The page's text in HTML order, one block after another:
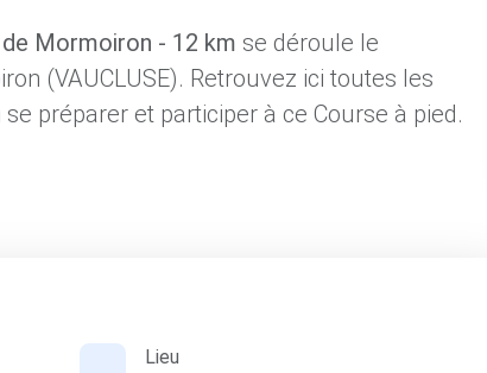
Mormoiron - 12 km se déroule le
(VAUCLUSE). Retrouvez ici toutes les
préparer et participer à ce Course à pied.
Lieu